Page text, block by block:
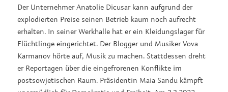
Der Unternehmer Anatolie Dicusar kann aufgrund der
explodierten Preise seinen Betrieb kaum noch aufrecht
erhalten. In seiner Werkhalle hat er ein Kleidungslager für
Flüchtlinge eingerichtet. Der Blogger und Musiker Vova
Karmanov hörte auf, Musik zu machen. Stattdessen dreht
er Reportagen über die eingefrorenen Konflikte im
postsowjetischen Raum. Präsidentin Maia Sandu kämpft